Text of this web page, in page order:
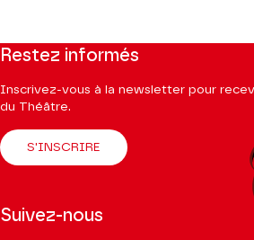
Restez informés
Inscrivez-vous à la newsletter pour
du Théâtre.
S'INSCRIRE
Suivez-nous